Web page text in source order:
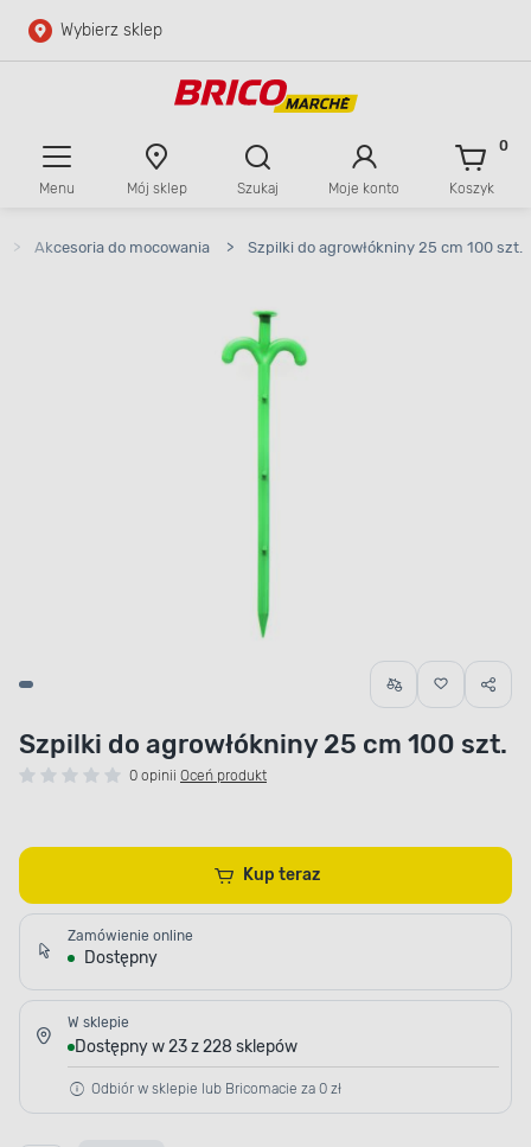
Przejdź do głównej zawartości
Wybierz sklep
Menu Mój sklep Szukaj Moje konto Koszyk
0
> Akcesoria do mocowania > Szpilki do agrowłókniny 25 cm 100 szt.
Szpilki do agrowłókniny 25 cm 100 szt.
0 opinii Oceń produkt
Kup teraz
Zamówienie online
Dostępny
W sklepie
Dostępny w 23 z 228 sklepów
Odbiór w sklepie lub Bricomacie za 0 zł